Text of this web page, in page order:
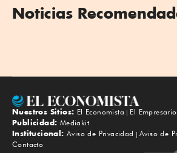
Noticias
Nuestros Sitios: El Economista El Empresario
Publicidad: Mediakit
Institucional: Aviso de Privacidad
Aviso de
Contacto